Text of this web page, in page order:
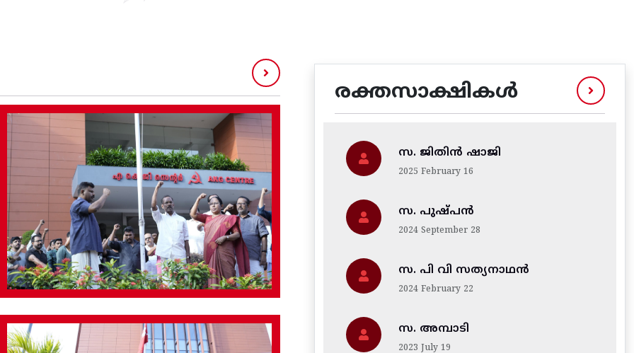
രക്തസാക്ഷികൾ
സ. ജിതിന്‍ ഷാജി
2025 February 16
സ. പുഷ്പൻ
2024 September 28
സ. പി വി സത്യനാഥൻ
2024 February 22
സ. അമ്പാടി
2023 July 19